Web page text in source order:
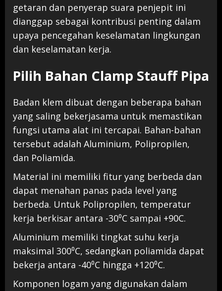
getaran dan penyerap suara penjepit ini
dianggap sebagai kontribusi penting dalam
upaya pencegahan keselamatan lingkungan
dan keselamatan kerja.
Pilih Bahan Clamp Stauff Pipa
Badan klem dibuat dengan beberapa bahan
yang saling bekerjasama untuk memastikan
fungsi utama alat ini tercapai. Bahan-bahan
tersebut adalah Aluminium, Polipropilen,
dan Poliamida.
Material ini memiliki fitur yang berbeda dan
dapat menahan panas pada level yang
berbeda. Untuk Polipropilen, temperatur
kerja berkisar antara -30⁰C sampai +90C.
Aluminium memiliki tingkat suhu kerja
maksimal 300⁰C, sedangkan poliamida dapat
bekerja antara -40⁰C hingga +120⁰C.
Komponen logam yang digunakan dalam